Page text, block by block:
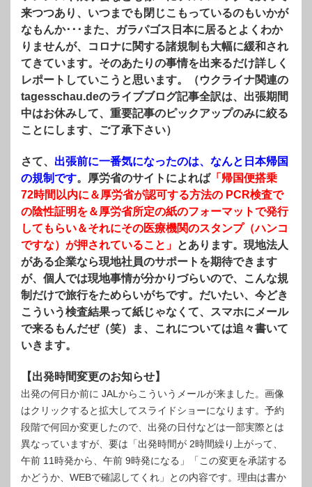
来つつあり、いつまでも閉じこもっているのもいかが
なもんか･･･また、ガラパゴス日本に居るとよくわか
りませんが、コロナに関する諸規制も大幅に緩和され
てきています。そのあたりの事情を出来るだけ詳しく
レポートしていこうと思います。（ウクライナ関連の
tagesschau.deのライブブログ記事全訳は、出張期間
中はお休みして、重要記事のピックアップのみに絞る
ことにします、ご了承下さい）
さて、 出張前に一番気になったのは、なんと日本帰国
の規制です。厚労省のサイトによれば「帰国便搭乗
72時間以内に＆厚労省が認可する方法の PCR検査で
の陰性証明を＆厚労省所定の紙のフォーマットで発行
してもらい＆それにその医療機関のスタンプ（ハンコ
ですな）が押されていること」 とあります。現地法人
がある企業なら現地社員のサポートを期待できます
が、個人では現地事情が分かりづらいので、こんな規
制だけで旅行をためらいがちです。だいたい、今どき
こういう検査結果って紙じゃなくて、スマホにメール
で来るもんだぜ（笑）ま、これについては追々書いて
いきます。
【出発時間変更のお知らせ】
出発の何日か前に JALからこういうメールが来ました。画像
はクリックすると拡大してスライドショーになります。予約
段階で何回か変更したので、出発の日付などは一部実際とは
異なっていますが、要は「出発時間が 2時間繰り上がって、
午前 11時発から、午前 9時発になる」「この変更を承諾する
かどうか、WEBで確認してくれ」との内容です。理由は書か